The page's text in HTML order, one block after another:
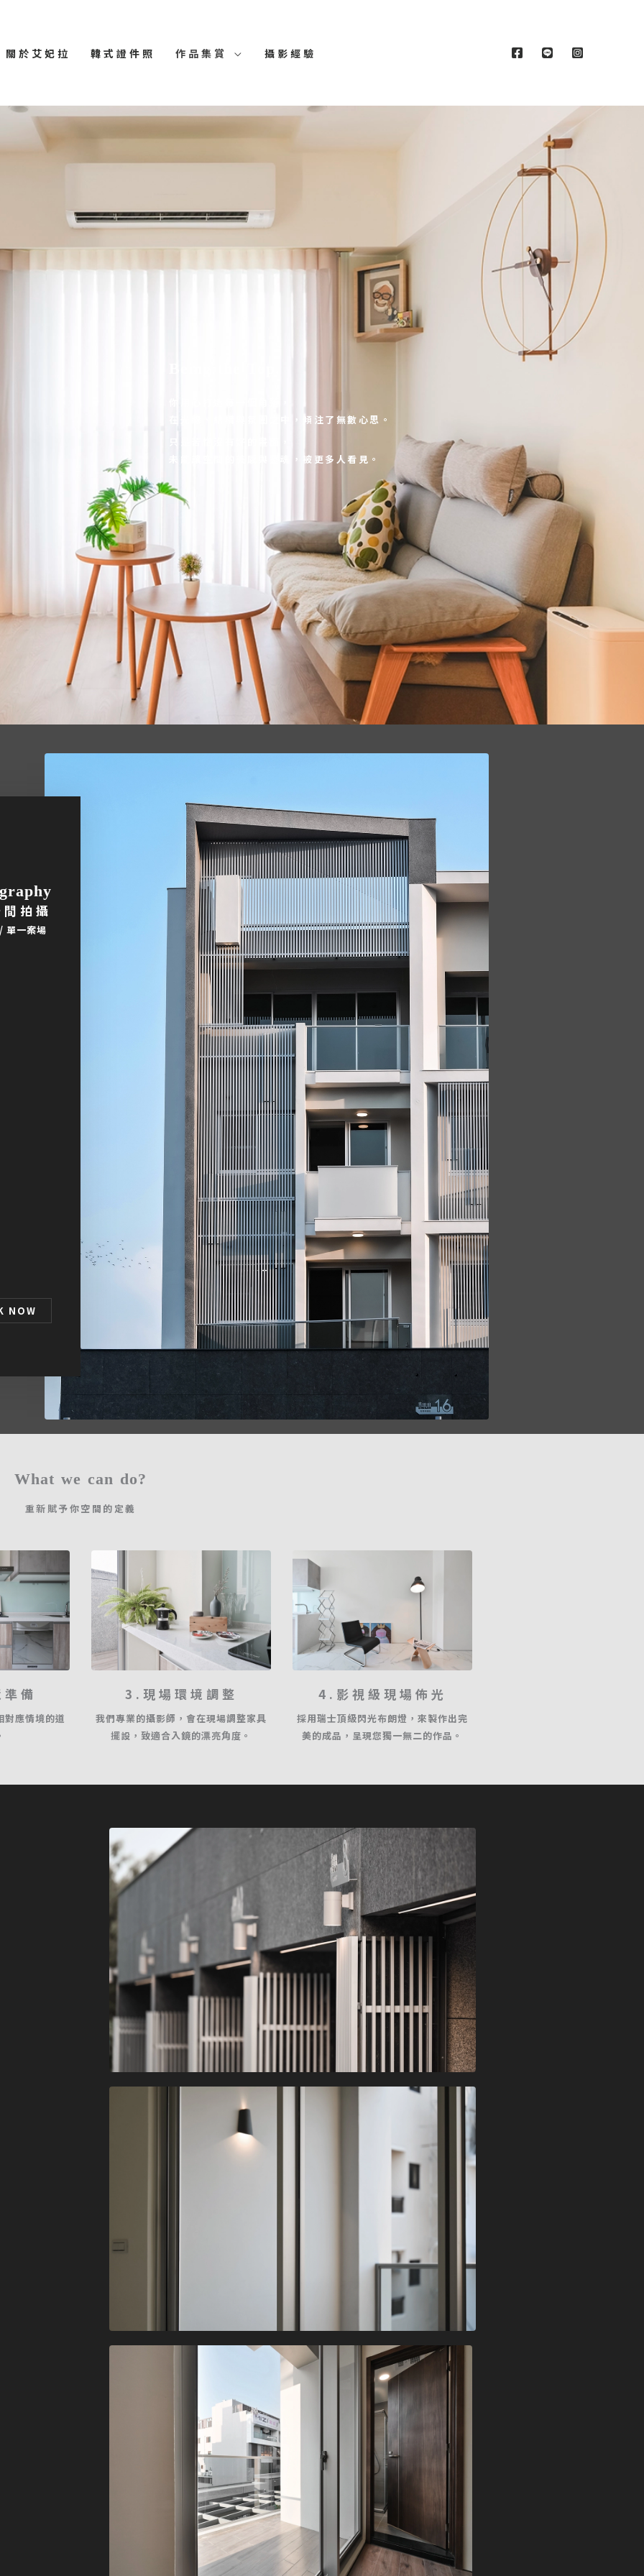
關於艾妃拉 韓式證件照 作品集賞 攝影經驗
在光線、結構與氛圍之中，傾注了無數心思。
未能讓空間的美感與靈魂，被更多人看見。
拍攝
一案場
NOW
What we can do?
重新賦予你空間的定義
備
對應情境的道
3.現場環境調整
我們專業的攝影師，會在現場調整家具
擺設，致適合入鏡的漂亮角度。
4.影視級現場佈光
採用瑞士頂級閃光布朗燈，來製作出完
美的成品，呈現您獨一無二的作品。